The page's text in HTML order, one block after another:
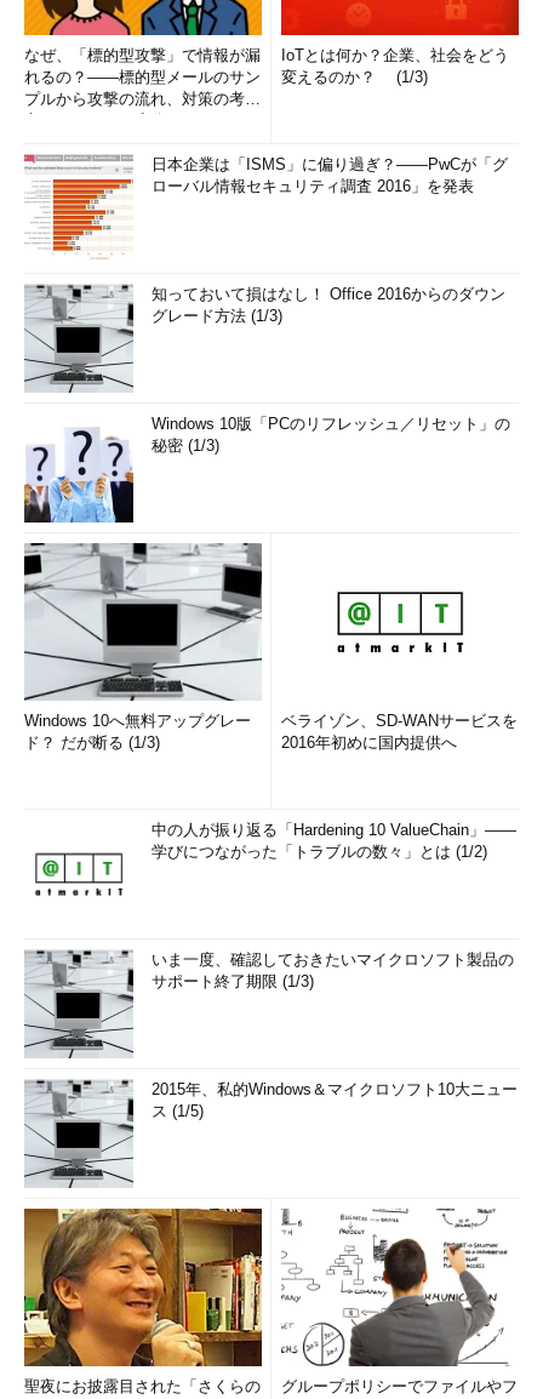
なぜ、「標的型攻撃」で情報が漏
れるの？――標的型メールのサン
プルから攻撃の流れ、対策の考え
IoTとは何か？企業、社会をどう
変えるのか？ (1/3)
日本企業は「ISMS」に偏り過ぎ？――PwCが「グ
ローバル情報セキュリティ調査 2016」を発表
知っておいて損はなし！ Office 2016からのダウン
グレード方法 (1/3)
Windows 10版「PCのリフレッシュ／リセット」の
秘密 (1/3)
Windows 10へ無料アップグレー
ド？ だが断る (1/3)
ベライゾン、SD-WANサービスを
2016年初めに国内提供へ
中の人が振り返る「Hardening 10 ValueChain」――
学びにつながった「トラブルの数々」とは (1/2)
いま一度、確認しておきたいマイクロソフト製品の
サポート終了期限 (1/3)
2015年、私的Windows＆マイクロソフト10大ニュー
ス (1/5)
聖夜にお披露目された「さくらの
グループポリシーでファイルやフ